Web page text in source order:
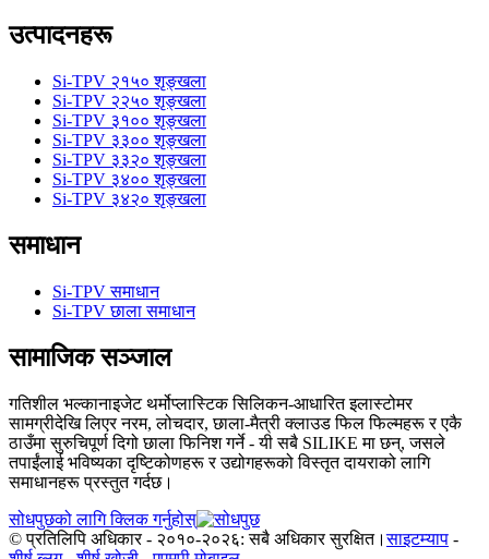
उत्पादनहरू
Si-TPV २१५० शृङ्खला
Si-TPV २२५० शृङ्खला
Si-TPV ३१०० शृङ्खला
Si-TPV ३३०० शृङ्खला
Si-TPV ३३२० शृङ्खला
Si-TPV ३४०० शृङ्खला
Si-TPV ३४२० शृङ्खला
समाधान
Si-TPV समाधान
Si-TPV छाला समाधान
सामाजिक सञ्जाल
गतिशील भल्कानाइजेट थर्मोप्लास्टिक सिलिकन-आधारित इलास्टोमर
सामग्रीदेखि लिएर नरम, लोचदार, छाला-मैत्री क्लाउड फिल फिल्महरू र एकै
ठाउँमा सुरुचिपूर्ण दिगो छाला फिनिश गर्ने - यी सबै SILIKE मा छन्, जसले
तपाईंलाई भविष्यका दृष्टिकोणहरू र उद्योगहरूको विस्तृत दायराको लागि
समाधानहरू प्रस्तुत गर्दछ।
सोधपुछको लागि क्लिक गर्नुहोस्
© प्रतिलिपि अधिकार - २०१०-२०२६: सबै अधिकार सुरक्षित।साइटम्याप -